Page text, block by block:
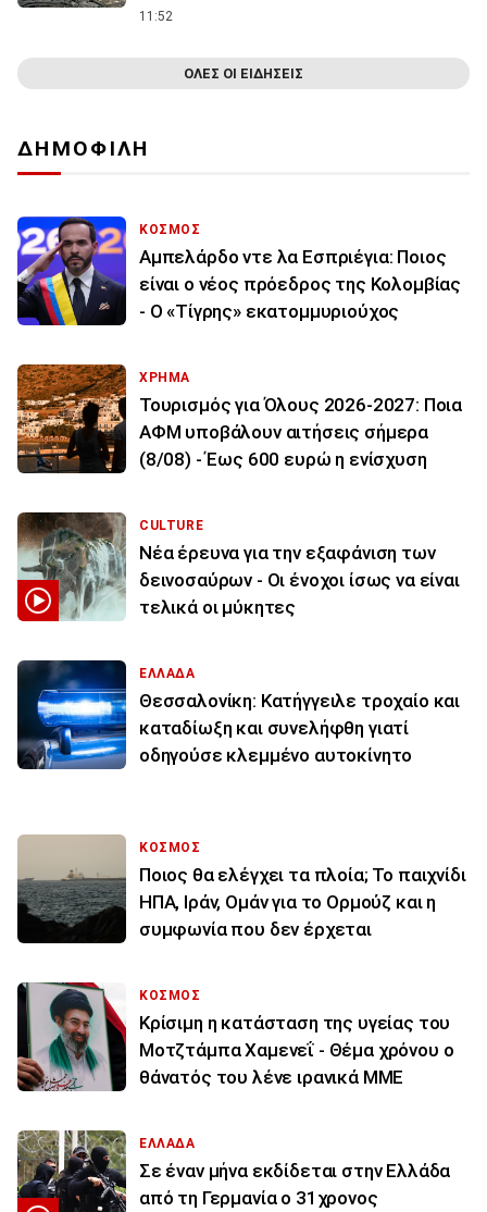
11:52
ΟΛΕΣ ΟΙ ΕΙΔΗΣΕΙΣ
ΔΗΜΟΦΙΛΗ
ΚΟΣΜΟΣ
Αμπελάρδο ντε λα Εσπριέγια: Ποιος
είναι ο νέος πρόεδρος της Κολομβίας
- Ο «Τίγρης» εκατομμυριούχος
ΧΡΗΜΑ
Τουρισμός για Όλους 2026-2027: Ποια
ΑΦΜ υποβάλουν αιτήσεις σήμερα
(8/08) - Έως 600 ευρώ η ενίσχυση
CULTURE
Νέα έρευνα για την εξαφάνιση των
δεινοσαύρων - Οι ένοχοι ίσως να είναι
τελικά οι μύκητες
ΕΛΛΑΔΑ
Θεσσαλονίκη: Κατήγγειλε τροχαίο και
καταδίωξη και συνελήφθη γιατί
οδηγούσε κλεμμένο αυτοκίνητο
ΚΟΣΜΟΣ
Ποιος θα ελέγχει τα πλοία; Το παιχνίδι
ΗΠΑ, Ιράν, Ομάν για το Ορμούζ και η
συμφωνία που δεν έρχεται
ΚΟΣΜΟΣ
Κρίσιμη η κατάσταση της υγείας του
Μοτζτάμπα Χαμενεΐ - Θέμα χρόνου ο
θάνατός του λένε ιρανικά ΜΜΕ
ΕΛΛΑΔΑ
Σε έναν μήνα εκδίδεται στην Ελλάδα
από τη Γερμανία ο 31χρονος